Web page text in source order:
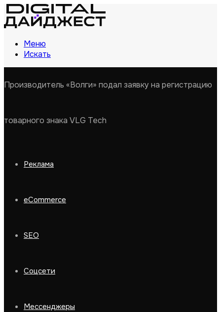
Меню
Искать
Производитель «Волги» подал заявку на регистрацию
товарного знака VLG Tech
Реклама
eCommerce
SEO
Соцсети
Мессенджеры